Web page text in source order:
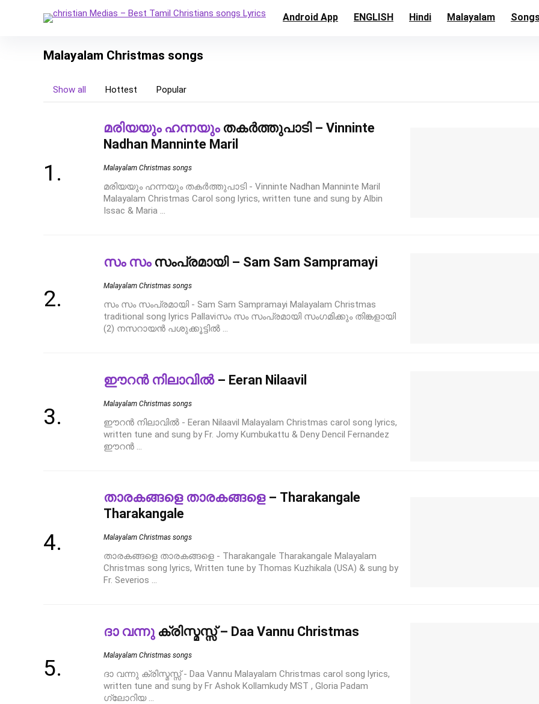
Android App ENGLISH Hindi Malayalam
Malayalam Christmas songs
Show all Hottest Popular
മരിയയും ഹന്നയുംതകർത്തുപാടി – Vinninte
Nadhan Manninte Maril
Malayalam Christmas songs
മരിയയും ഹന്നയും തകർത്തുപാടി - Vinninte Nadhan Manninte Maril
Malayalam Christmas Carol song lyrics, written tune and sung by Albin
Issac & Maria ...
സം സംസംപ്രമായി – Sam Sam Sampramayi
Malayalam Christmas songs
സം സം സംപ്രമായി - Sam Sam Sampramayi Malayalam Christmas
traditional song lyrics Pallaviസം സം സംപ്രമായി സംഗമിക്കും തിങ്കളായി
(2) നസറായൻ പശുക്കൂട്ടിൽ ...
ഈറൻ നിലാവിൽ– Eeran Nilaavil
Malayalam Christmas songs
ഈറൻ നിലാവിൽ - Eeran Nilaavil Malayalam Christmas carol song lyrics,
written tune and sung by Fr. Jomy Kumbukattu & Deny Dencil Fernandez
ഈറൻ ...
താരകങ്ങളെ താരകങ്ങളെ– Tharakangale
Tharakangale
Malayalam Christmas songs
താരകങ്ങളെ താരകങ്ങളെ - Tharakangale Tharakangale Malayalam
Christmas song lyrics, Written tune by Thomas Kuzhikala (USA) & sung by
Fr. Severios ...
ദാ വന്നു ക്രിസ്മസ്സ് – Daa Vannu Christmas
Malayalam Christmas songs
ദാ വന്നു ക്രിസ്മസ്സ് - Daa Vannu Malayalam Christmas carol song lyrics,
written tune and sung by Fr Ashok Kollamkudy MST , Gloria Padam
ഗ്ലോറിയ ...